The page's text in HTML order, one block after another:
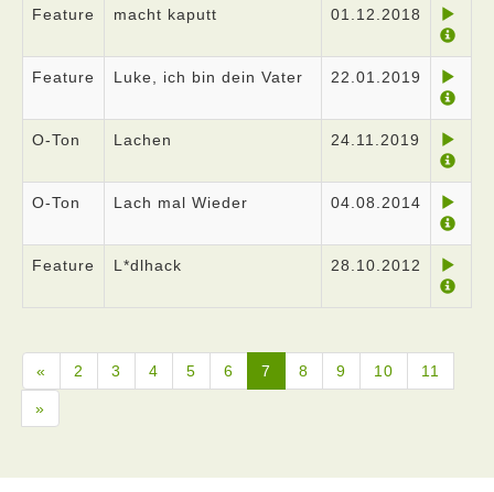
Feature macht kaputt 01.12.2018
Feature Luke, ich bin dein Vater 22.01.2019
O-Ton Lachen 24.11.2019
O-Ton Lach mal Wieder 04.08.2014
Feature L*dlhack 28.10.2012
« 2 3 4 5 6 7 8 9 10 11
»